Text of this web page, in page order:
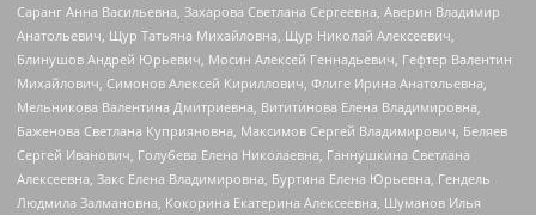
Саранг Анна Васильевна, Захарова Светлана Сергеевна, Аверин Владимир
Анатольевич, Щур Татьяна Михайловна, Щур Николай Алексеевич,
Блинушов Андрей Юрьевич, Мосин Алексей Геннадьевич, Гефтер Валентин
Михайлович, Симонов Алексей Кириллович, Флиге Ирина Анатольевна,
Мельникова Валентина Дмитриевна, Вититинова Елена Владимировна,
Баженова Светлана Куприяновна, Максимов Сергей Владимирович, Беляев
Сергей Иванович, Голубева Елена Николаевна, Ганнушкина Светлана
Алексеевна, Закс Елена Владимировна, Буртина Елена Юрьевна, Гендель
Людмила Залмановна, Кокорина Екатерина Алексеевна, Шуманов Илья